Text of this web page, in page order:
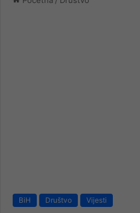
BiH Društvo Vijesti